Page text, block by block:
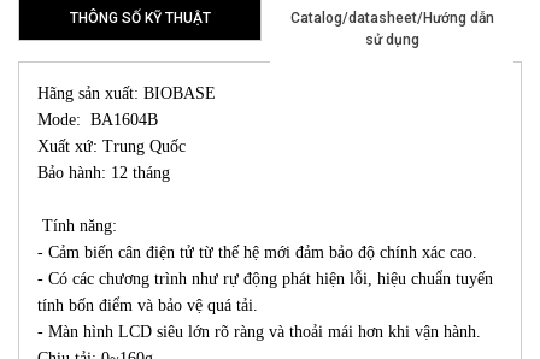
THÔNG SỐ KỸ THUẬT
Catalog/datasheet/Hướng dẫn
sử dụng
Hãng sản xuất: BIOBASE
Mode: BA1604B
Xuất xứ: Trung Quốc
Bảo hành: 12 tháng
Tính năng:
- Cảm biến cân điện tử từ thế hệ mới đảm bảo độ chính xác cao.
- Có các chương trình như rự động phát hiện lỗi, hiệu chuẩn tuyến
tính bốn điểm và bảo vệ quá tải.
- Màn hình LCD siêu lớn rõ ràng và thoải mái hơn khi vận hành.